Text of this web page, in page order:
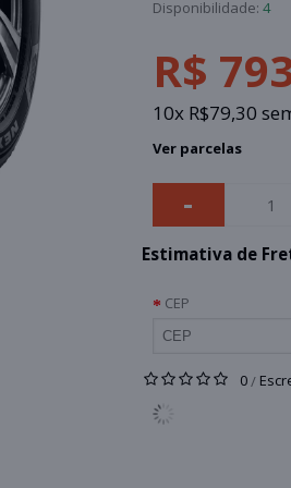
Disponibilidade: 4
R$
10x R$79,30
Ver parcelas
-
Estimativa de
CEP
0/